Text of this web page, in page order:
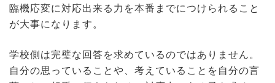
臨機応変に対応出来る力を本番までにつけられること
が大事になります。
学校側は完璧な回答を求めているのではありません。
自分の思っていることや、考えていることを自分の言